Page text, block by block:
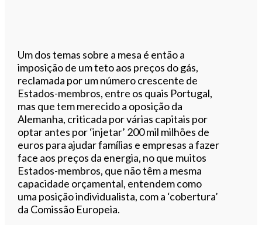
Um dos temas sobre a mesa é então a
imposição de um teto aos preços do gás,
reclamada por um número crescente de
Estados-membros, entre os quais Portugal,
mas que tem merecido a oposição da
Alemanha, criticada por várias capitais por
optar antes por ‘injetar’ 200 mil milhões de
euros para ajudar famílias e empresas a fazer
face aos preços da energia, no que muitos
Estados-membros, que não têm a mesma
capacidade orçamental, entendem como
uma posição individualista, com a ‘cobertura’
da Comissão Europeia.